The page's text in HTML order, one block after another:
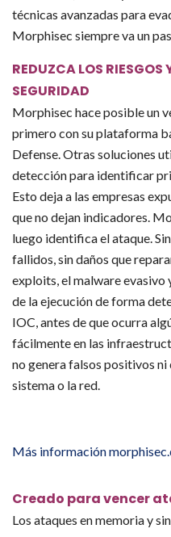
técnicas avanzadas para
Morphisec siempre va un
REDUZCA LOS RIESGOS
SEGURIDAD
Morphisec hace posible un
primero con su plataforma
Defense. Otras soluciones
detección para identificar
Esto deja a las empresas
que no dejan indicadores.
luego identifica el ataque.
fallidos, sin daños que
exploits, el malware evasivo
de la ejecución de forma
IOC, antes de que ocurra
fácilmente en las
no genera falsos positivos
sistema o la red.
Más información
Creado para vencer
Los ataques en memoria y